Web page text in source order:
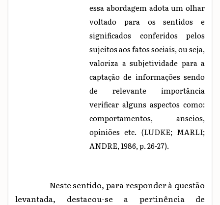
essa abordagem adota um olhar
voltado para os sentidos e
significados conferidos pelos
sujeitos aos fatos sociais, ou seja,
valoriza a subjetividade para a
captação de informações sendo
de relevante importância
verificar alguns aspectos como:
comportamentos, anseios,
opiniões etc. (LUDKE; MARLI;
ANDRE, 1986, p. 26-27).
Neste sentido, para responder à questão
levantada, destacou-se a pertinência de